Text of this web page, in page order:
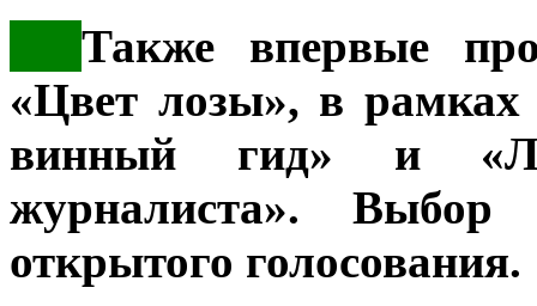
Также впервые
«Цвет лозы», в
винный гид» и
журналиста». Выбор
открытого голосования.